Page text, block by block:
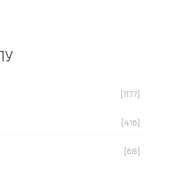
[1177]
[416]
[68]